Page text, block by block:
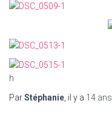
h
ParStéphanie, il y a 14 ans